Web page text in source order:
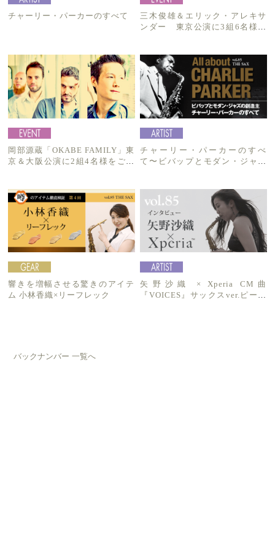
チャーリー・パーカーのすべて
三木俊雄＆エリック・アレキサ
ンダー 東京公演に3組6名様を
岡部源蔵「OKABE FAMILY」東
京＆大阪公演に2組4名様をご招
チャーリー・パーカーのすべ
て〜ビバップとモダン・ジャズ
響きを増幅させる驚きのアイテ
ム 小林香織×リーフレック
矢野沙織 × Xperia CM曲
『VOICES』サックスver.ピース
バックナンバー 一覧へ